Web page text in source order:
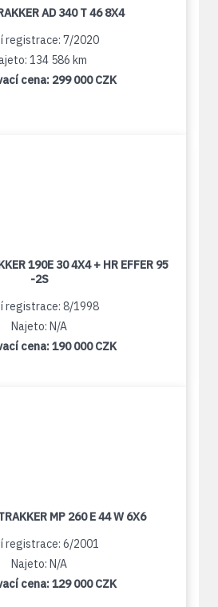
AD 340 T 46 8X4
registrace: 7/2020
134 586 km
cena: 299 000 CZK
190E 30 4X4 + HR EFFER 95
-2S
registrace: 8/1998
Najeto: N/A
cena:190 000 CZK
MP 260 E 44 W 6X6
registrace: 6/2001
Najeto: N/A
cena:129 000 CZK